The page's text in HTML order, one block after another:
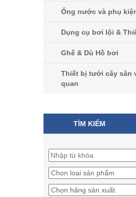
Ống nước và phụ
Dụng cụ bơi lội &
Ghế & Dù Hồ bơi
Thiết bị tưới cây sân
quan
TÌM KIẾM